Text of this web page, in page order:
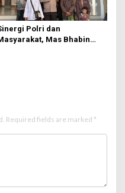
Polri dan
Mas Bhabin
Required fields are marked *